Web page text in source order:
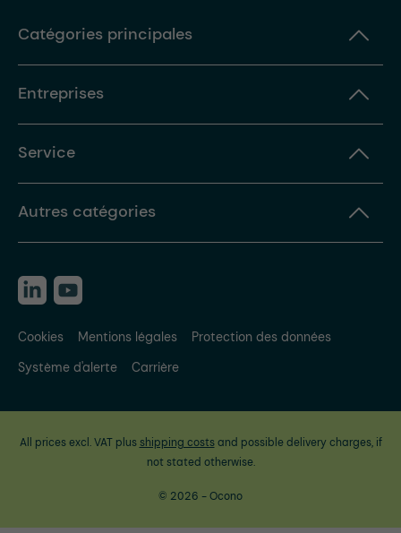
Catégories principales
Entreprises
Service
Autres catégories
Cookies Mentions légales
Protection des données
Système d'alerte
Carrière
All prices excl. VAT plus shipping costsand possible delivery charges, if
not stated otherwise.
© 2026 - Ocono